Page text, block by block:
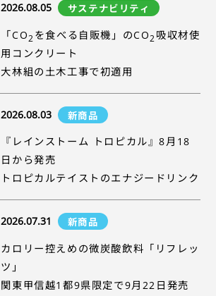
2026.08.05 サステナビリティ
「CO2 を食べる自販機」のCO2 吸収材使
用コンクリート
大林組の土木工事で初適用
2026.08.03 新商品
『レインストーム トロピカル』8月18
日から発売
トロピカルテイストのエナジードリンク
2026.07.31 新商品
カロリー控えめの微炭酸飲料「リフレッ
ツ」
関東甲信越1都9県限定で9月22日発売